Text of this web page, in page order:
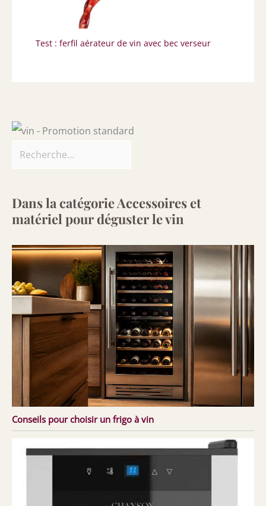
Test : ferfil aérateur de vin avec bec verseur
Dans la catégorie Accessoires et
matériel pour déguster le vin
Conseils pour choisir un frigo à vin